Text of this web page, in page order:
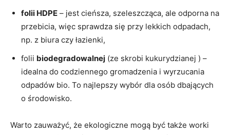
folii HDPE – jest cieńsza, szeleszcząca, ale odporna na
przebicia, więc sprawdza się przy lekkich odpadach,
np. z biura czy łazienki,
folii biodegradowalnej (ze skrobi kukurydzianej ) –
idealna do codziennego gromadzenia i wyrzucania
odpadów bio. To najlepszy wybór dla osób dbających
o środowisko.
Warto zauważyć, że ekologiczne mogą być także worki